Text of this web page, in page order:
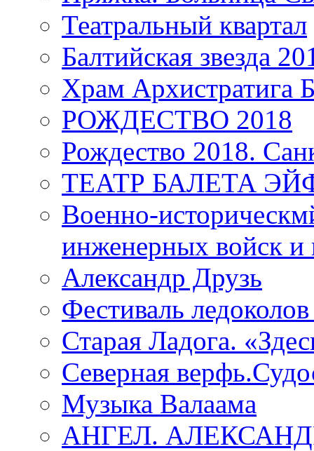
Театральный квартал
Балтийская звезда
Храм
РОЖДЕСТВО 2018
Рождество 2018.
ТЕАТР БАЛЕТА
Военно-
инженерных войск и
Александр Друзь
Фестиваль
Старая Ладога.
Северная
Музыка Валаама
АНГЕЛ.